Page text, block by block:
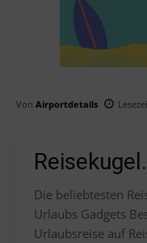
Von Airportdetails
Die beliebtesten
Urlaubs Gadgets
Urlaubsreise auf